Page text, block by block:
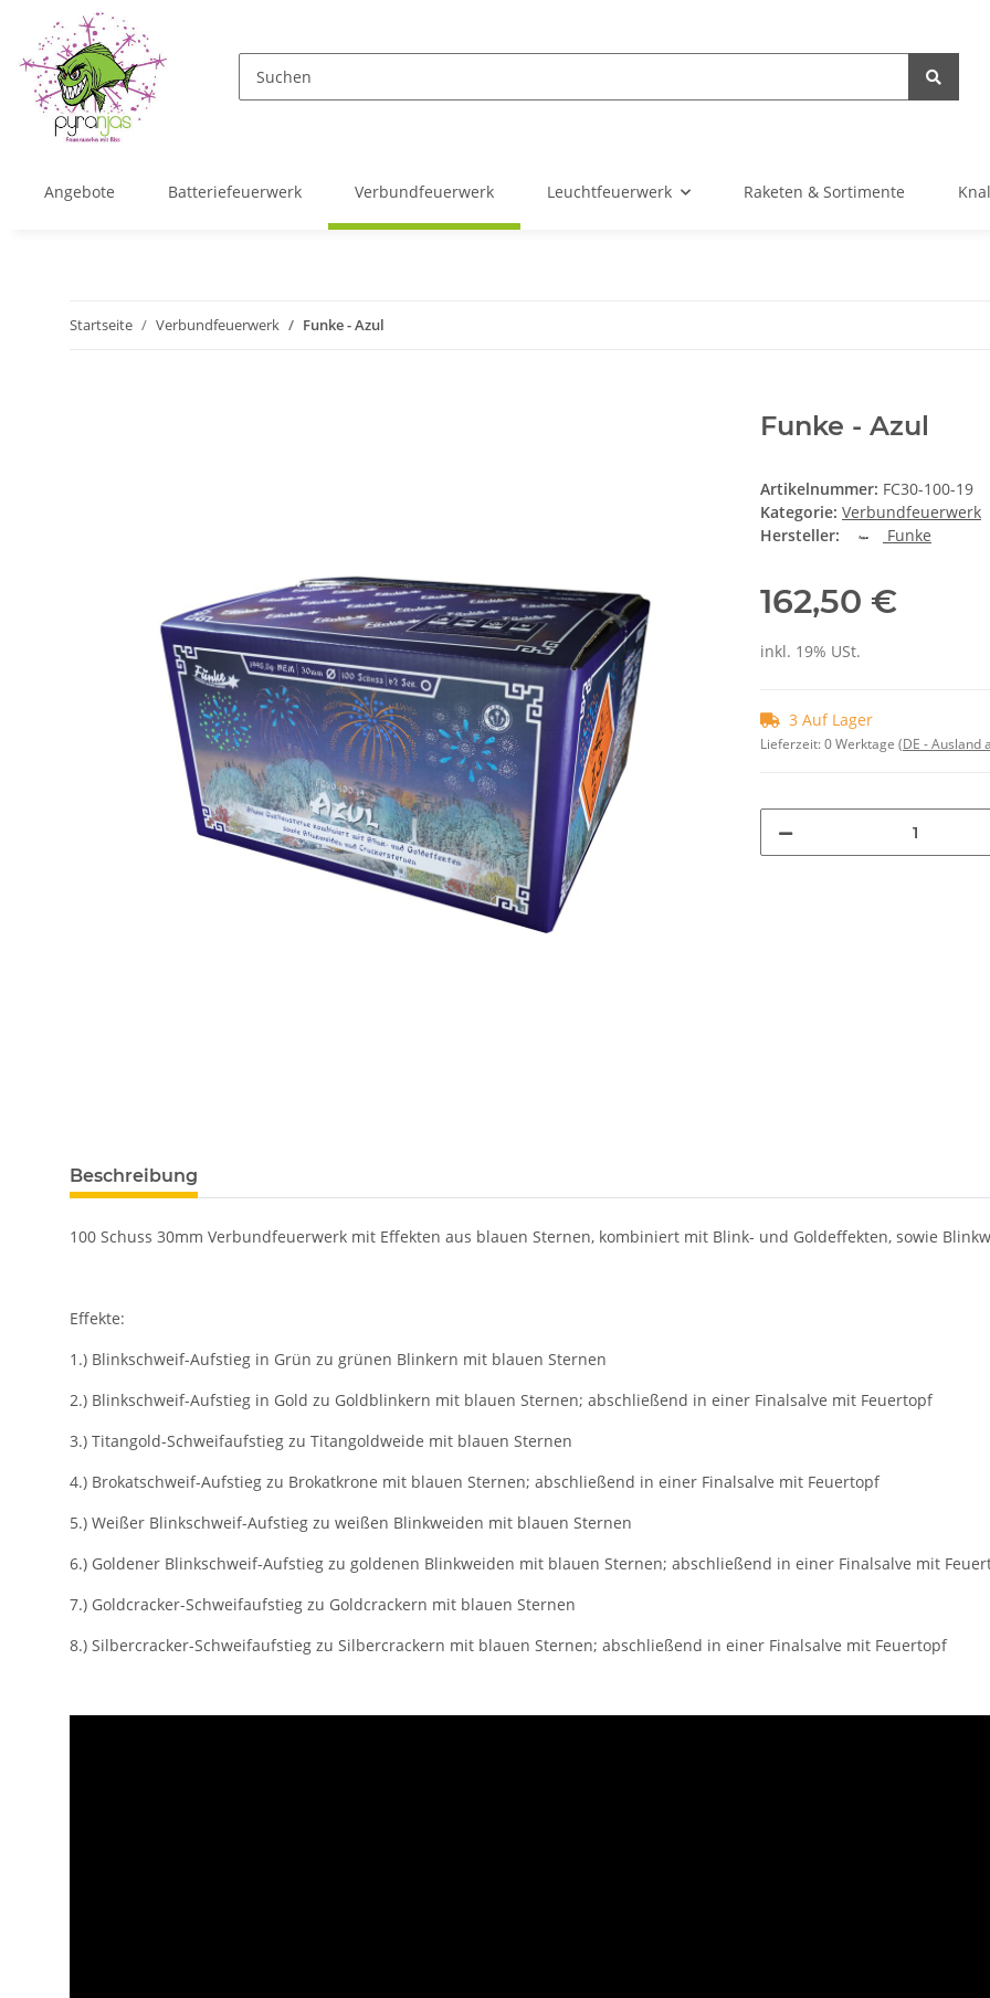
Angebote Batteriefeuerwerk Verbundfeuerwerk Leuchtfeuerwerk Raketen & Sortimente
Startseite Verbundfeuerwerk Funke - Azul
Funke - Azul
Artikelnummer: FC30-100-19
Kategorie: Verbundfeuerwerk
Hersteller:
Funke
162,50 €
inkl. 19% USt.
3 Auf Lager
Lieferzeit:0 Werktage (DE - Ausland
Beschreibung
100 Schuss 30mm Verbundfeuerwerk mit Effekten aus blauen Sternen, kombiniert mit Blink- und Goldeffekten, sowie
Effekte:
1.) Blinkschweif-Aufstieg in Grün zu grünen Blinkern mit blauen Sternen
2.) Blinkschweif-Aufstieg in Gold zu Goldblinkern mit blauen Sternen; abschließend in einer Finalsalve mit Feuertopf
3.) Titangold-Schweifaufstieg zu Titangoldweide mit blauen Sternen
4.) Brokatschweif-Aufstieg zu Brokatkrone mit blauen Sternen; abschließend in einer Finalsalve mit Feuertopf
5.) Weißer Blinkschweif-Aufstieg zu weißen Blinkweiden mit blauen Sternen
6.) Goldener Blinkschweif-Aufstieg zu goldenen Blinkweiden mit blauen Sternen; abschließend in einer Finalsalve mit
7.) Goldcracker-Schweifaufstieg zu Goldcrackern mit blauen Sternen
8.) Silbercracker-Schweifaufstieg zu Silbercrackern mit blauen Sternen; abschließend in einer Finalsalve mit Feuertopf